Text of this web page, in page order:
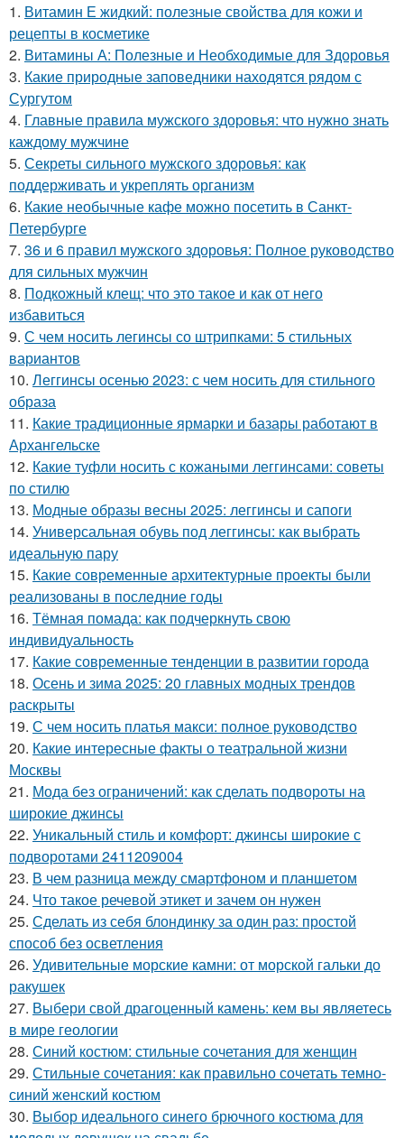
1. Витамин Е жидкий: полезные свойства для кожи и
рецепты в косметике
2. Витамины А: Полезные и Необходимые для Здоровья
3. Какие природные заповедники находятся рядом с
Сургутом
4. Главные правила мужского здоровья: что нужно знать
каждому мужчине
5. Секреты сильного мужского здоровья: как
поддерживать и укреплять организм
6. Какие необычные кафе можно посетить в Санкт-
Петербурге
7. 36 и 6 правил мужского здоровья: Полное руководство
для сильных мужчин
8. Подкожный клещ: что это такое и как от него
избавиться
9. С чем носить легинсы со штрипками: 5 стильных
вариантов
10. Леггинсы осенью 2023: с чем носить для стильного
образа
11. Какие традиционные ярмарки и базары работают в
Архангельске
12. Какие туфли носить с кожаными леггинсами: советы
по стилю
13. Модные образы весны 2025: леггинсы и сапоги
14. Универсальная обувь под леггинсы: как выбрать
идеальную пару
15. Какие современные архитектурные проекты были
реализованы в последние годы
16. Тёмная помада: как подчеркнуть свою
индивидуальность
17. Какие современные тенденции в развитии города
18. Осень и зима 2025: 20 главных модных трендов
раскрыты
19. С чем носить платья макси: полное руководство
20. Какие интересные факты о театральной жизни
Москвы
21. Мода без ограничений: как сделать подвороты на
широкие джинсы
22. Уникальный стиль и комфорт: джинсы широкие с
подворотами 2411209004
23. В чем разница между смартфоном и планшетом
24. Что такое речевой этикет и зачем он нужен
25. Сделать из себя блондинку за один раз: простой
способ без осветления
26. Удивительные морские камни: от морской гальки до
ракушек
27. Выбери свой драгоценный камень: кем вы являетесь
в мире геологии
28. Синий костюм: стильные сочетания для женщин
29. Стильные сочетания: как правильно сочетать темно-
синий женский костюм
30. Выбор идеального синего брючного костюма для